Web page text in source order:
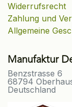
Widerrufsrecht
Zahlung und
Allgemeine
Manufaktur
Benzstrasse 6
68794
Deutschland